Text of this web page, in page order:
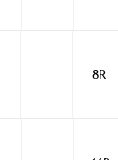
8R